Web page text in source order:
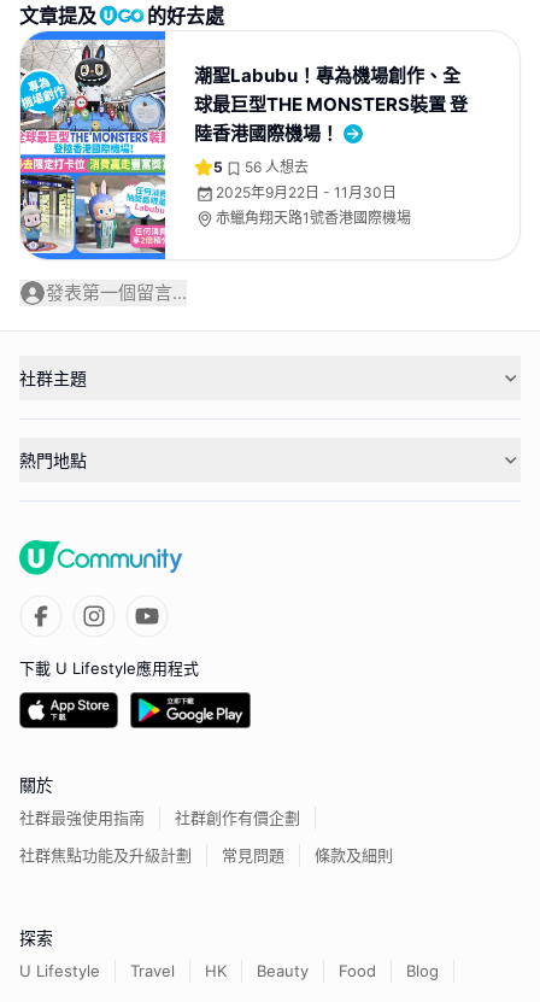
文章提及 的好去處
潮聖Labubu！專為機場創作、全
球最巨型THE MONSTERS裝置 登
陸香港國際機場！
5 56 人想去
2025年9月22日 - 11月30日
赤鱲角翔天路1號香港國際機場
發表第一個留言...
社群主題
熱門地點
下載 U Lifestyle應用程式
關於
社群最強使用指南
社群創作有價企劃
社群焦點功能及升級計劃
常見問題 條款及細則
探索
U Lifestyle Travel HK Beauty Food
Blog